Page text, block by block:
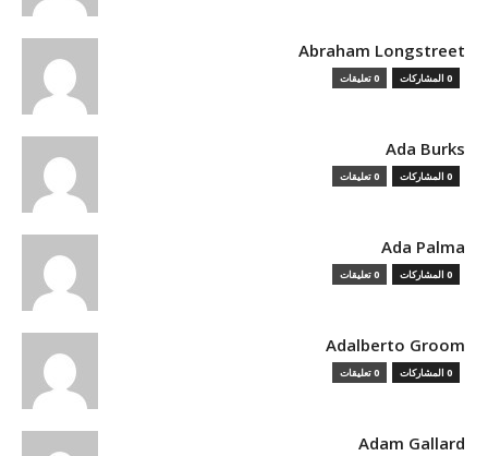
Abraham Longstreet
0 المشاركات 0 تعليقات
Ada Burks
0 المشاركات 0 تعليقات
Ada Palma
0 المشاركات 0 تعليقات
Adalberto Groom
0 المشاركات 0 تعليقات
Adam Gallard